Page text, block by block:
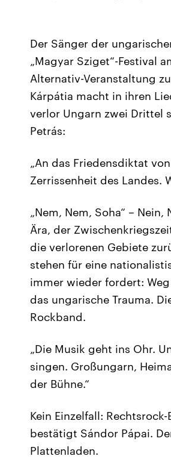
Der Sänger der
„Magyar Sziget“-Festival
Alternativ-Veranstaltung
Kárpátia macht in ihren
verlor Ungarn zwei Drittel
Petrás:
„An das Friedensdiktat
Zerrissenheit des Landes.
„Nem, Nem, Soha“ –
Ära, der
die verlorenen Gebiete
stehen für eine
immer wieder fordert:
das ungarische Trauma.
Rockband.
„Die Musik geht ins Ohr.
singen. Großungarn,
der Bühne.“
Kein Einzelfall:
bestätigt Sándor Pápai.
Plattenladen.